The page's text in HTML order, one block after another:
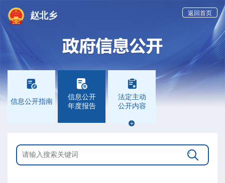
赵北乡 返回首页

信息公开指南

信息公开
年度报告

法定主动
公开内容

